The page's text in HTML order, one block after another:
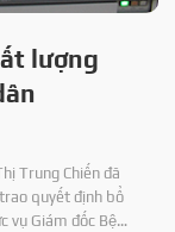
lượng
Trung Chiến đã
quyết định bổ
vụ Giám đốc Bệnh